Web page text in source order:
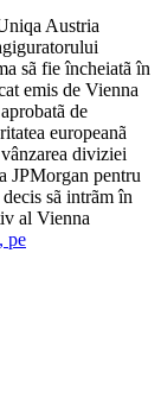
Austria
sã fie încheiatã în
emis de Vienna
de
europeanã
diviziei
JPMorgan pentru
sã intrãm în
al Vienna
pe